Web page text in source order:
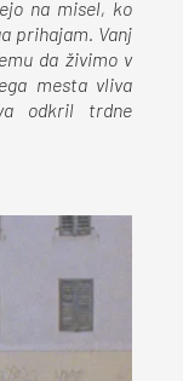
na misel, ko
prihajam. Vanj
da živimo v
mesta vliva
odkril trdne